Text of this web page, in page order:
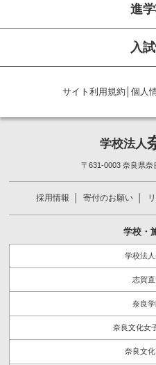
進
入
サイト利用規約 個人
学校法人
〒631-0003 奈良県奈
採用情報 寄付のお願い
学校・
学校法
志賀
奈良
奈良文化女
奈良文